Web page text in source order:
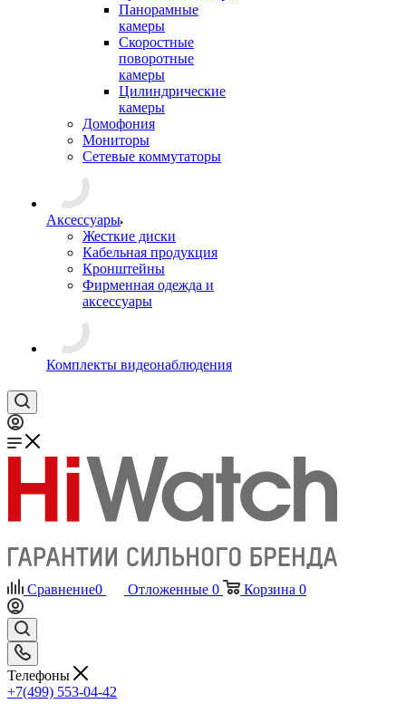
Панорамные
камеры
Скоростные
поворотные
камеры
Цилиндрические
камеры
Домофония
Мониторы
Сетевые коммутаторы
Аксессуары
Жесткие диски
Кабельная продукция
Кронштейны
Фирменная одежда и
аксессуары
Комплекты видеонаблюдения
Сравнение0 Отложенные 0 Корзина 0
Телефоны
+7(499) 553-04-42